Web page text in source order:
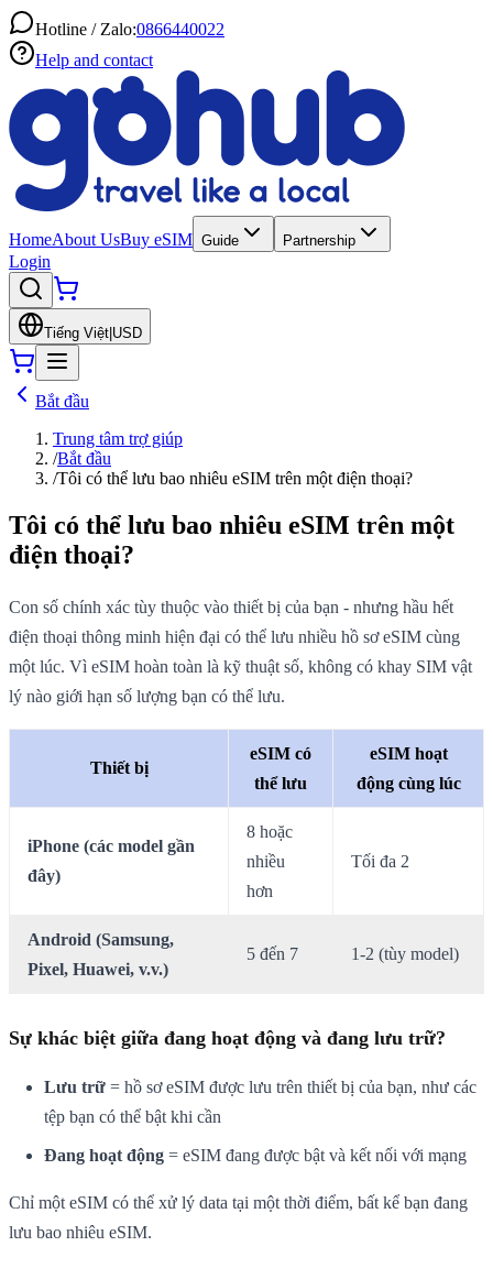
Hotline / Zalo:0866440022
Help and contact
HomeAbout UsBuy eSIM Guide Partnership
Login
Tiếng Việt USD
Bắt đầu
Trung tâm trợ giúp
/Bắt đầu
/Tôi có thể lưu bao nhiêu eSIM trên một điện thoại?
Tôi có thể lưu bao nhiêu eSIM trên một
điện thoại?
Con số chính xác tùy thuộc vào thiết bị của bạn - nhưng hầu hết
điện thoại thông minh hiện đại có thể lưu nhiều hồ sơ eSIM cùng
một lúc. Vì eSIM hoàn toàn là kỹ thuật số, không có khay SIM vật
lý nào giới hạn số lượng bạn có thể lưu.
Thiết bị
eSIM có
thể lưu
eSIM hoạt
động cùng lúc
iPhone (các model gần
đây)
8 hoặc
nhiều
hơn
Tối đa 2
Android (Samsung,
Pixel, Huawei, v.v.)
5 đến 7 1-2 (tùy model)
Sự khác biệt giữa đang hoạt động và đang lưu trữ?
Lưu trữ = hồ sơ eSIM được lưu trên thiết bị của bạn, như các
tệp bạn có thể bật khi cần
Đang hoạt động = eSIM đang được bật và kết nối với mạng
Chỉ một eSIM có thể xử lý data tại một thời điểm, bất kể bạn đang
lưu bao nhiêu eSIM.